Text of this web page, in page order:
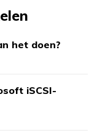
het doen?
iSCSI-